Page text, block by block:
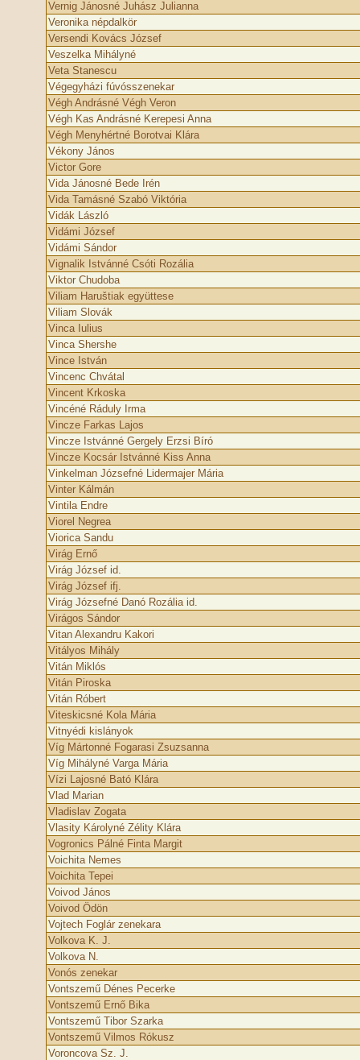
Vernig Jánosné Juhász Julianna
Veronika népdalkör
Versendi Kovács József
Veszelka Mihályné
Veta Stanescu
Végegyházi fúvósszenekar
Végh Andrásné Végh Veron
Végh Kas Andrásné Kerepesi Anna
Végh Menyhértné Borotvai Klára
Vékony János
Victor Gore
Vida Jánosné Bede Irén
Vida Tamásné Szabó Viktória
Vidák László
Vidámi József
Vidámi Sándor
Vignalik Istvánné Csóti Rozália
Viktor Chudoba
Viliam Haruštiak együttese
Viliam Slovák
Vinca Iulius
Vinca Shershe
Vince István
Vincenc Chvátal
Vincent Krkoska
Vincéné Ráduly Irma
Vincze Farkas Lajos
Vincze Istvánné Gergely Erzsi Bíró
Vincze Kocsár Istvánné Kiss Anna
Vinkelman Józsefné Lidermajer Mária
Vinter Kálmán
Vintila Endre
Viorel Negrea
Viorica Sandu
Virág Ernő
Virág József id.
Virág József ifj.
Virág Józsefné Danó Rozália id.
Virágos Sándor
Vitan Alexandru Kakori
Vitályos Mihály
Vitán Miklós
Vitán Piroska
Vitán Róbert
Viteskicsné Kola Mária
Vitnyédi kislányok
Víg Mártonné Fogarasi Zsuzsanna
Víg Mihályné Varga Mária
Vízi Lajosné Bató Klára
Vlad Marian
Vladislav Zogata
Vlasity Károlyné Zélity Klára
Vogronics Pálné Finta Margit
Voichita Nemes
Voichita Tepei
Voivod János
Voivod Ödön
Vojtech Foglár zenekara
Volkova K. J.
Volkova N.
Vonós zenekar
Vontszemű Dénes Pecerke
Vontszemű Ernő Bika
Vontszemű Tibor Szarka
Vontszemű Vilmos Rókusz
Voroncova Sz. J.